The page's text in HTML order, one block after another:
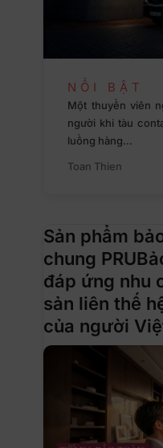
NỔI BẬT
Một thuyền viên
người khi tàu
luồng hàng…
Toan Thien
Sản phẩm
chung
đáp ứng nhu
sản liên thế
của người